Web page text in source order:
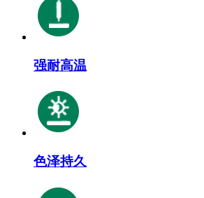
强耐高温
色泽持久